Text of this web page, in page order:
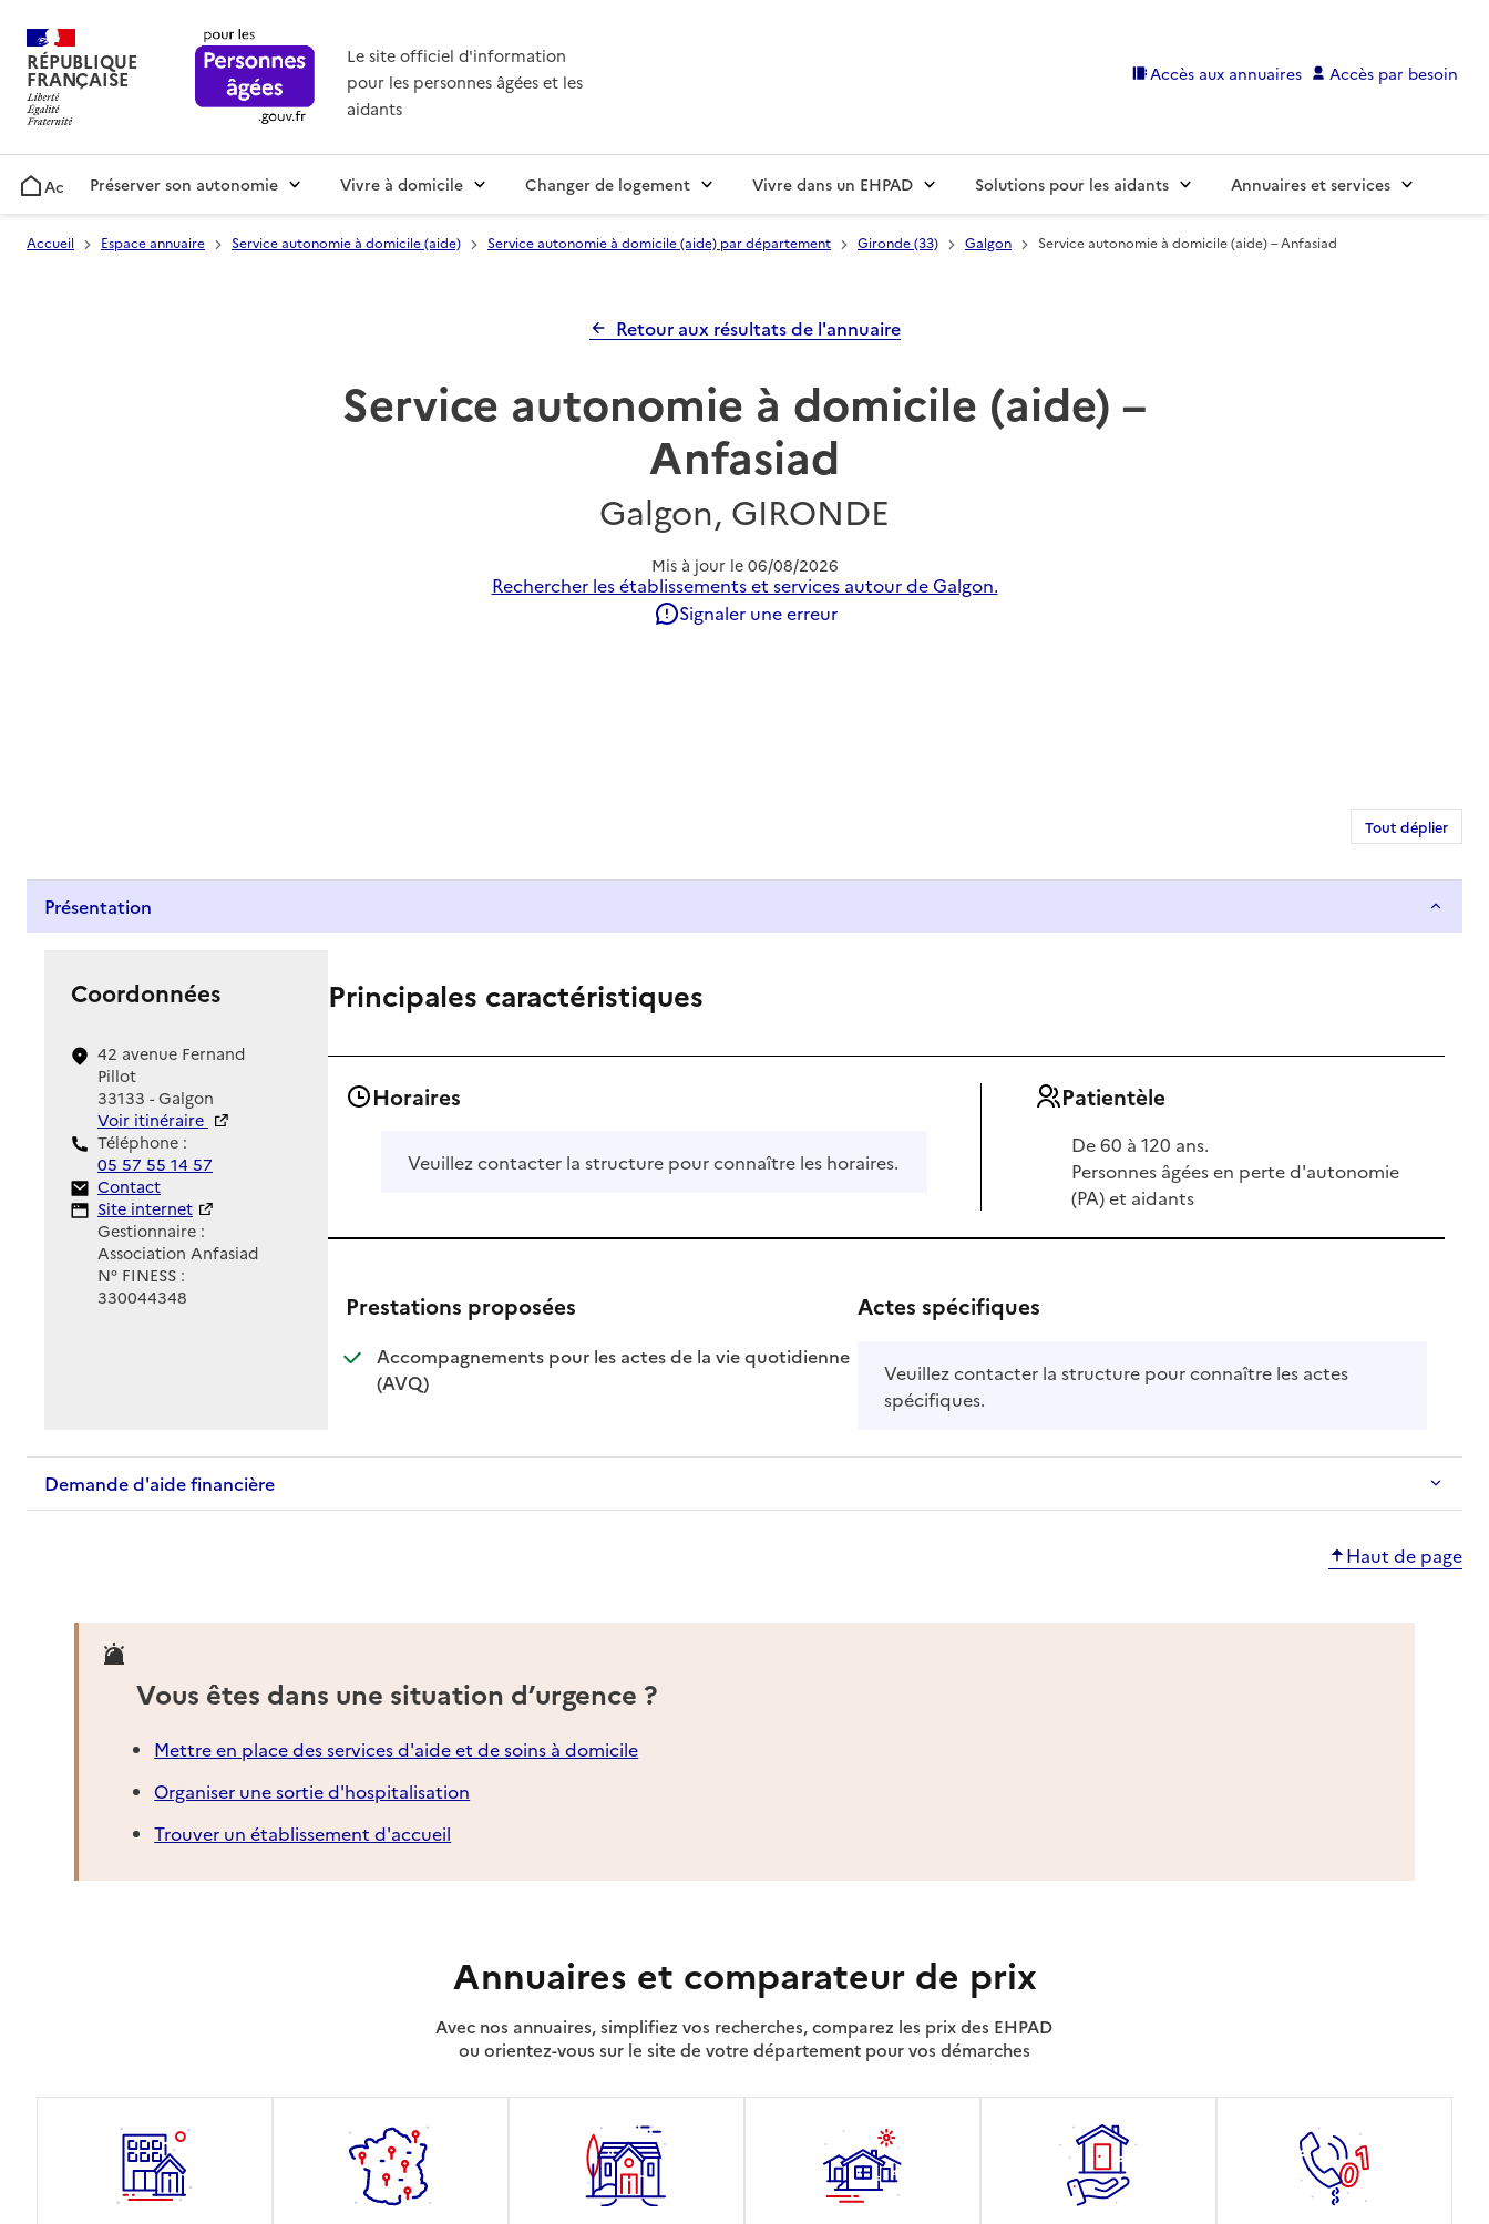
RÉPUBLIQUE
FRANÇAISE
Le site officiel d'information
pour les personnes âgées et les
aidants
Accès aux annuaires Accès par besoin
AccueilPréserver son autonomie Vivre à domicile Changer de logement Vivre dans un EHPAD Solutions pour les aidants Annuaires et services
Accueil Espace annuaire Service autonomie à domicile (aide) Service autonomie à domicile (aide) par département Gironde (33) Galgon Service autonomie à domicile (aide) – Anfasiad
Retour aux résultats de l'annuaire
Service autonomie à domicile (aide) –
Anfasiad
Galgon, GIRONDE
Mis à jour le 06/08/2026
Rechercher les établissements et services autour de Galgon.
Signaler une erreur
Tout déplier
Présentation
Coordonnées
42 avenue Fernand
Pillot
33133 - Galgon
Voir itinéraire
Téléphone :
05 57 55 14 57
Contact
Contact
Site Internet
Site internet
Gestionnaire :
Association Anfasiad
N° FINESS :
330044348
Principales caractéristiques
Horaires
Veuillez contacter la structure pour connaître les horaires.
Patientèle
De 60 à 120 ans.
Personnes âgées en perte d'autonomie
(PA) et aidants
Prestations proposées
Accompagnements pour les actes de la vie quotidienne
(AVQ)
: disponible
: non disponible
Actes spécifiques
Veuillez contacter la structure pour connaître les actes
spécifiques.
Demande d'aide financière
Haut de page
Vous êtes dans une situation d’urgence ?
Mettre en place des services d'aide et de soins à domicile
Organiser une sortie d'hospitalisation
Trouver un établissement d'accueil
Annuaires et comparateur de prix
Avec nos annuaires, simplifiez vos recherches, comparez les prix des EHPAD
ou orientez-vous sur le site de votre département pour vos démarches